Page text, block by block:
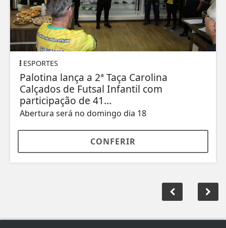
ESPORTES
Palotina lança a 2ª Taça Carolina
Calçados de Futsal Infantil com
participação de 41...
Abertura será no domingo dia 18
CONFERIR